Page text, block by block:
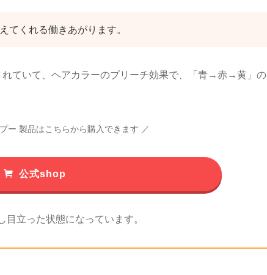
てくれる働きあがります。
ていて、ヘアカラーのブリーチ効果で、「青→赤→黄」の
ー 製品はこちらから購入できます ／
公式shop
立った状態になっています。